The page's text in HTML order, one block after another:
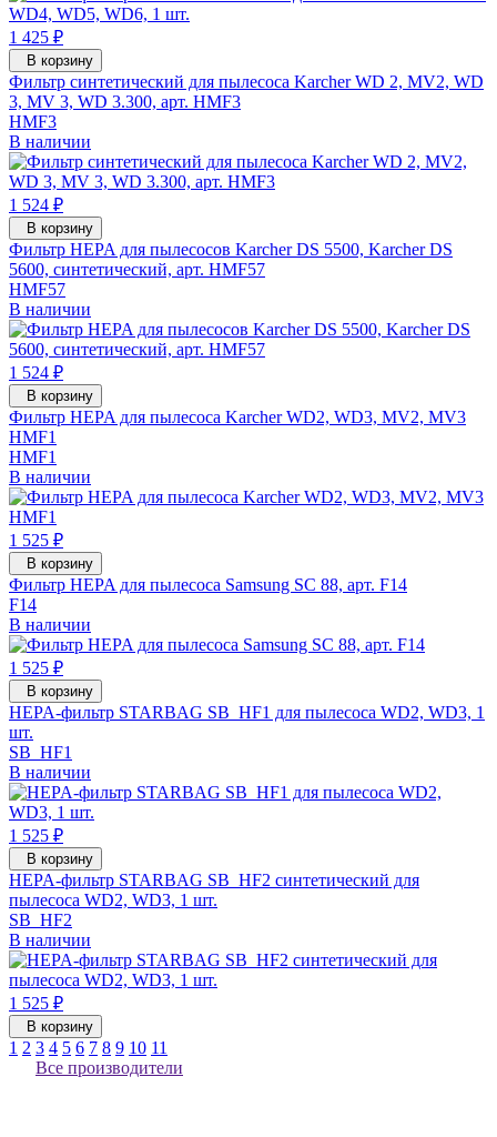
1 425 ₽
В корзину
Фильтр синтетический для пылесоса Karcher WD 2, MV2, WD
3, MV 3, WD 3.300, арт. HMF3
HMF3
В наличии
1 524 ₽
В корзину
Фильтр HEPA для пылесосов Karcher DS 5500, Karcher DS
5600, синтетический, арт. HMF57
HMF57
В наличии
1 524 ₽
В корзину
Фильтр HEPA для пылесоса Karcher WD2, WD3, MV2, MV3
HMF1
HMF1
В наличии
1 525 ₽
В корзину
Фильтр HEPA для пылесоса Samsung SC 88, арт. F14
F14
В наличии
1 525 ₽
В корзину
HEPA-фильтр STARBAG SB_HF1 для пылесоса WD2, WD3, 1
шт.
SB_HF1
В наличии
1 525 ₽
В корзину
HEPA-фильтр STARBAG SB_HF2 синтетический для
пылесоса WD2, WD3, 1 шт.
SB_HF2
В наличии
1 525 ₽
В корзину
1 2 3 4 5 6 7 8 9 10 11
Все производители